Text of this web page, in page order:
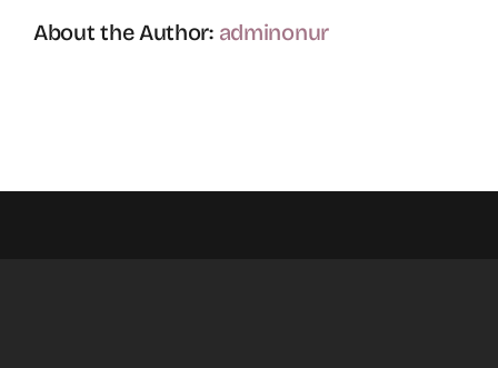
About the Author: adminonur